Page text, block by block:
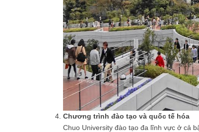
Chương trình đào tạo và quốc tế hóa
Chuo University đào tạo đa lĩnh vực ở cả